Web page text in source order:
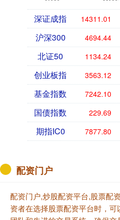
深证成指 14311.01
沪深300 4694.44
北证50 1134.24
创业板指 3563.12
基金指数 7242.10
国债指数 229.69
期指IC0 7877.80
配资门户
配资门户,炒股配资平台,股票配
资者在选择股票配资平台时，